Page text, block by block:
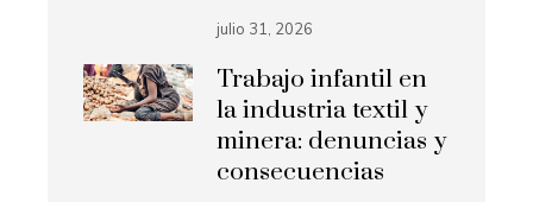
julio 31, 2026
Trabajo infantil en
la industria textil y
minera: denuncias y
consecuencias